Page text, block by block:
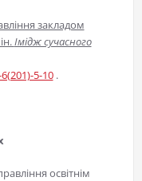
закладом
Імідж сучасного
5-10.
освітнім